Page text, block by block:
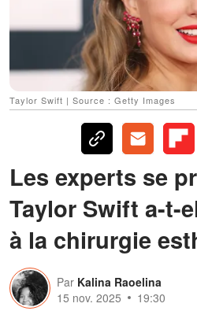
Taylor Swift | Source : Getty Images
Les experts se
Taylor Swift a-t-
à la chirurgie
Par Kalina Raoelina
15 nov. 2025
19:30